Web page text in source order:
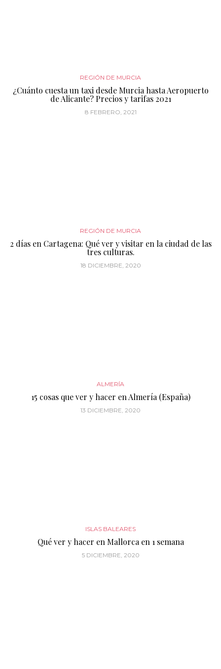
REGIÓN DE MURCIA
¿Cuánto cuesta un taxi desde Murcia hasta Aeropuerto
de Alicante? Precios y tarifas 2021
8 FEBRERO, 2021
REGIÓN DE MURCIA
2 días en Cartagena: Qué ver y visitar en la ciudad de las
tres culturas.
18 DICIEMBRE, 2020
ALMERÍA
15 cosas que ver y hacer en Almería (España)
13 DICIEMBRE, 2020
ISLAS BALEARES
Qué ver y hacer en Mallorca en 1 semana
5 DICIEMBRE, 2020